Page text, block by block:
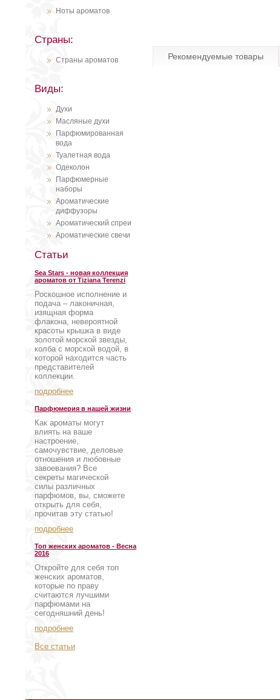
Ноты ароматов
Страны:
Страны ароматов
Виды:
Духи
Масляные духи
Парфюмированная
вода
Туалетная вода
Одеколон
Парфюмерные
наборы
Ароматические
диффузоры
Ароматический спреи
Ароматические свечи
Статьи
Sea Stars - новая коллекция
ароматов от Tiziana Terenzi
Роскошное исполнение и
подача – лаконичная,
изящная форма
флакона, невероятной
красоты крышка в виде
золотой морской звезды,
колба с морской водой, в
которой находится часть
представителей
коллекции.
подробнее
Парфюмерия в нашей жизни
Как ароматы могут
влиять на ваше
настроение,
самочувствие, деловые
отношения и любовные
завоевания? Все
секреты магической
силы различных
парфюмов, вы, сможете
открыть для себя,
прочитав эту статью!
подробнее
Топ женских ароматов - Весна
2016
Откройте для себя топ
женских ароматов,
которые по праву
считаются лучшими
парфюмами на
сегодняшний день!
подробнее
Все статьи
Рекомендуемые товары